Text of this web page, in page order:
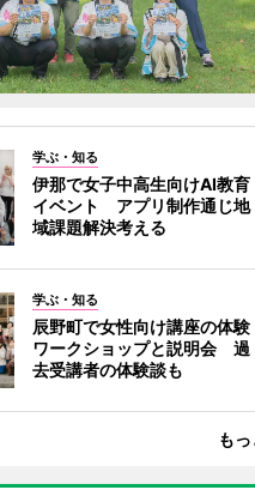
学ぶ・知る
伊那で女子中高生向けAI教育
イベント アプリ制作通じ地
域課題解決考える
学ぶ・知る
辰野町で女性向け講座の体験
ワークショップと説明会 過
去受講者の体験談も
も